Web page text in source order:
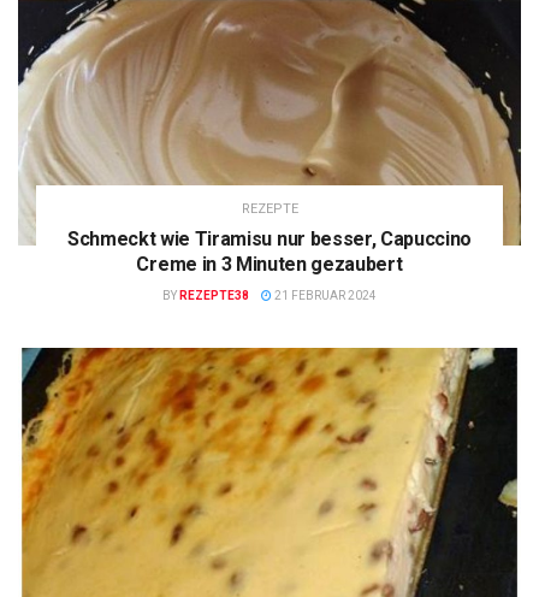
REZEPTE
Schmeckt wie Tiramisu nur besser, Capuccino
Creme in 3 Minuten gezaubert
BY REZEPTE38 21 FEBRUAR 2024